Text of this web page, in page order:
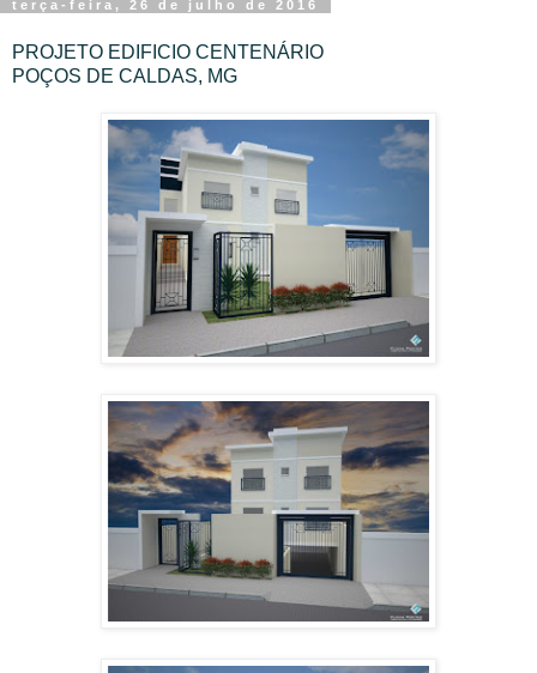
terça-feira, 26 de julho de 2016
PROJETO EDIFICIO CENTENÁRIO
POÇOS DE CALDAS, MG